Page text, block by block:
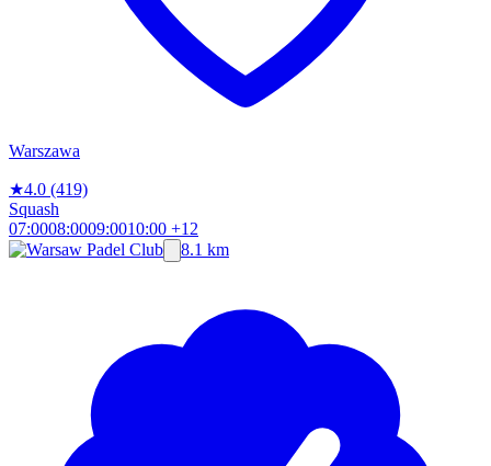
Warszawa
★4.0 (419)
Squash
07:0008:0009:0010:00 +12
8.1 km